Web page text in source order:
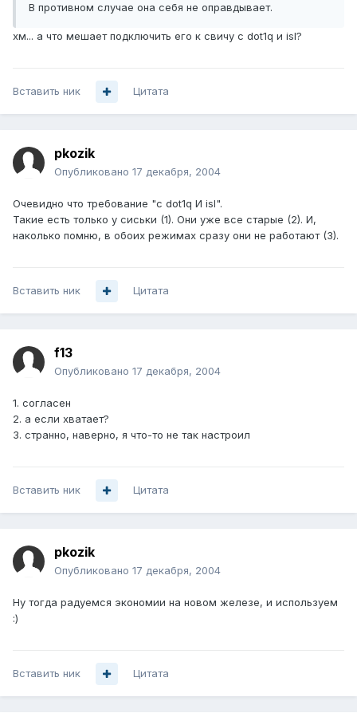
В противном случае она себя не оправдывает.
хм... а что мешает подключить его к свичу с dot1q и isl?
Вставить ник Цитата
pkozik
Опубликовано 17 декабря, 2004
Очевидно что требование "с dot1q И isl".
Такие есть только у сиськи (1). Они уже все старые (2). И,
наколько помню, в обоих режимах сразу они не работают (3).
Вставить ник Цитата
f13
Опубликовано 17 декабря, 2004
1. согласен
2. а если хватает?
3. странно, наверно, я что-то не так настроил
Вставить ник Цитата
pkozik
Опубликовано 17 декабря, 2004
Ну тогда радуемся экономии на новом железе, и используем
:)
Вставить ник Цитата